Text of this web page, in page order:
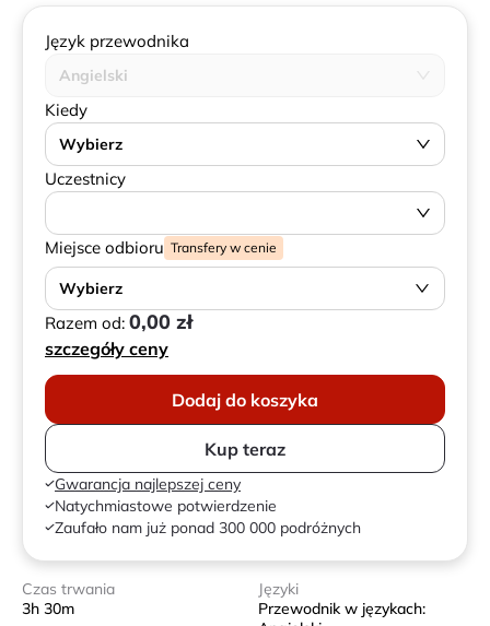
Język przewodnika
Angielski
Kiedy
Wybierz
Uczestnicy
Miejsce odbioru Transfery w cenie
Wybierz
Razem od: 0,00 zł
szczegóły ceny
Dodaj do koszyka
Kup teraz
Gwarancja najlepszej ceny
Natychmiastowe potwierdzenie
Zaufało nam już ponad 300 000 podróżnych
Czas trwania
3h 30m
Języki
Przewodnik w językach: